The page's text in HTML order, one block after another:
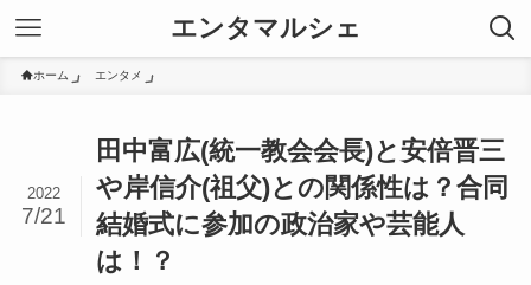
エンタマルシェ
ホーム エンタメ
田中富広(統一教会会長)と安倍晋三
や岸信介(祖父)との関係性は？合同
結婚式に参加の政治家や芸能人
は！？
2022
7/21